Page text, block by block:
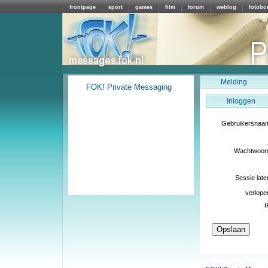
frontpage sport games film forum weblog
Melding
Inloggen
Sessie
FOK! Private Messaging